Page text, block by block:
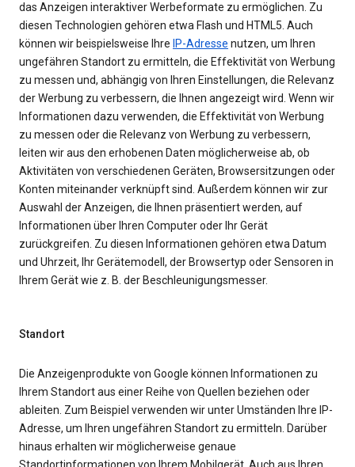
das Anzeigen interaktiver Werbeformate zu ermöglichen. Zu
diesen Technologien gehören etwa Flash und HTML5. Auch
können wir beispielsweise Ihre IP-Adresse nutzen, um Ihren
ungefähren Standort zu ermitteln, die Effektivität von Werbung
zu messen und, abhängig von Ihren Einstellungen, die Relevanz
der Werbung zu verbessern, die Ihnen angezeigt wird. Wenn wir
Informationen dazu verwenden, die Effektivität von Werbung
zu messen oder die Relevanz von Werbung zu verbessern,
leiten wir aus den erhobenen Daten möglicherweise ab, ob
Aktivitäten von verschiedenen Geräten, Browsersitzungen oder
Konten miteinander verknüpft sind. Außerdem können wir zur
Auswahl der Anzeigen, die Ihnen präsentiert werden, auf
Informationen über Ihren Computer oder Ihr Gerät
zurückgreifen. Zu diesen Informationen gehören etwa Datum
und Uhrzeit, Ihr Gerätemodell, der Browsertyp oder Sensoren in
Ihrem Gerät wie z. B. der Beschleunigungsmesser.
Standort
Die Anzeigenprodukte von Google können Informationen zu
Ihrem Standort aus einer Reihe von Quellen beziehen oder
ableiten. Zum Beispiel verwenden wir unter Umständen Ihre IP-
Adresse, um Ihren ungefähren Standort zu ermitteln. Darüber
hinaus erhalten wir möglicherweise genaue